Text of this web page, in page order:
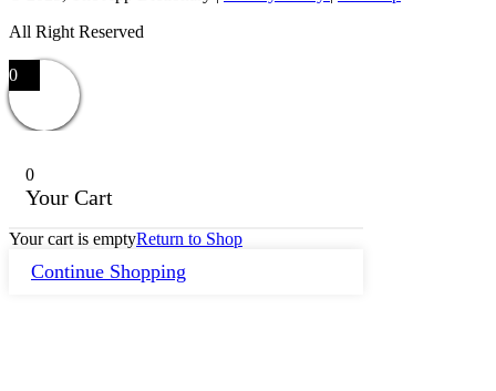
All Right Reserved
0
0
Your Cart
Your cart is emptyReturn to Shop
Continue Shopping